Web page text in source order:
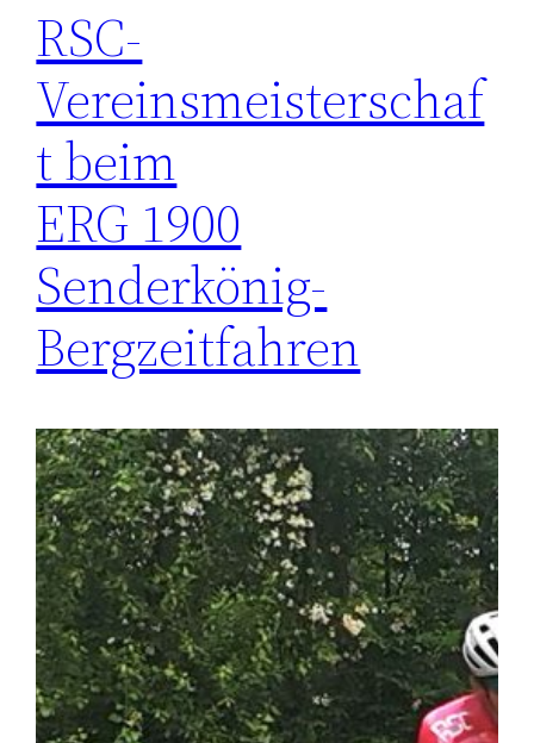
RSC-
Vereinsmeisterschaf
t beim
ERG 1900
Senderkönig-
Bergzeitfahren